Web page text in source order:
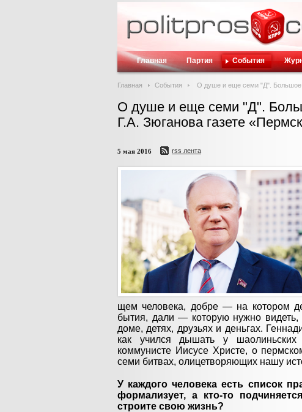
Главная Партия События
Главная События О душе и еще семи "Д". Большое
О душе и еще семи "Д".
Г.А. Зюганова газете
5 мая 2016 rss лента
щем человека, добре — на котором
бытия, дали — которую нужно
доме, де­тях, друзьях и деньгах.
как учился ды­шать у шаолиньских
коммунисте Иисусе Христе, о
семи битвах, олицетворя­ющих нашу
У каждого человека есть список
формализует, а кто-то
строите свою жизнь?